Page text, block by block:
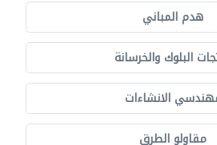
هدم المباني
البلوك والخرسانة
الانشاءات
مقاولو الطرق